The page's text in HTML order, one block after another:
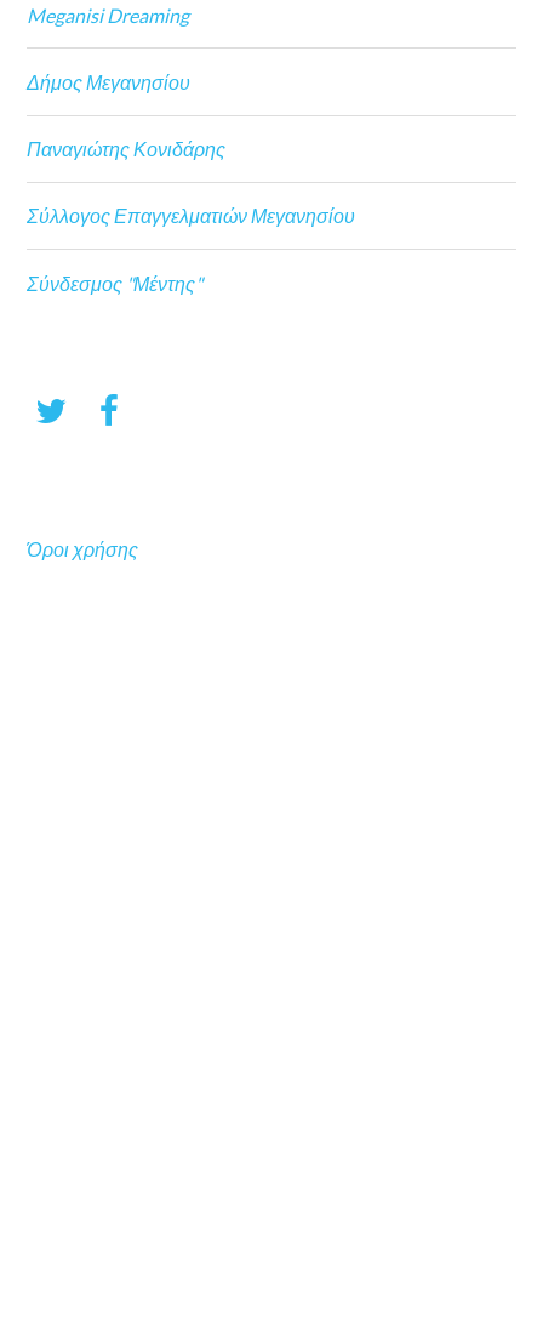
Meganisi Dreaming
Δήμος Μεγανησίου
Παναγιώτης Κονιδάρης
Σύλλογος Επαγγελματιών Μεγανησίου
Σύνδεσμος "Μέντης"
Όροι χρήσης